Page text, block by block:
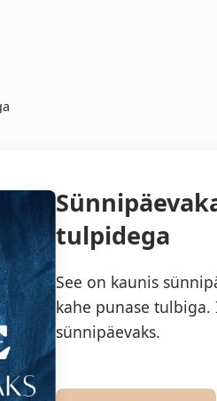
tulpidega
See on kaunis
kahe punase
sünnipäevaks.